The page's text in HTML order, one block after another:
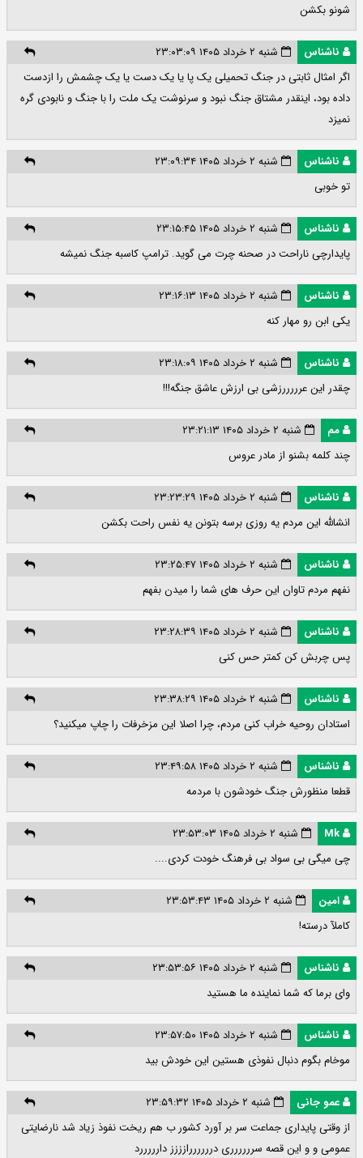
شونو بکشن
ناشناس
شنبه ۲ خرداد ۱۴۰۵ ۲۳:۰۳:۰۹
اگر امثال ثابتی در جنگ تحمیلی یک پا یا یک دست یا یک چشمش را ازدست
داده بود، اینقدر مشتاق جنگ نبود و سرنوشت یک ملت را با جنگ و نابودی گره
نمیزد
ناشناس
شنبه ۲ خرداد ۱۴۰۵ ۲۳:۰۹:۳۴
تو خوبی
ناشناس
شنبه ۲ خرداد ۱۴۰۵ ۲۳:۱۵:۴۵
پایدارچی ناراحت در صحنه چرت می گوید. ترامپ کاسبه جنگ نمیشه
ناشناس
شنبه ۲ خرداد ۱۴۰۵ ۲۳:۱۶:۱۳
یکی ابن رو مهار کنه
ناشناس
شنبه ۲ خرداد ۱۴۰۵ ۲۳:۱۸:۰۹
چقدر این عرررررزشی بی ارزش عاشق جنگه!!!
مم
شنبه ۲ خرداد ۱۴۰۵ ۲۳:۲۱:۱۳
چند کلمه بشنو از مادر عروس
ناشناس
شنبه ۲ خرداد ۱۴۰۵ ۲۳:۲۳:۲۹
انشالله این مردم یه روزی برسه بتونن یه نفس راحت بکشن
ناشناس
شنبه ۲ خرداد ۱۴۰۵ ۲۳:۲۵:۴۷
نفهم مردم تاوان این حرف های شما را میدن بفهم
ناشناس
شنبه ۲ خرداد ۱۴۰۵ ۲۳:۲۸:۳۹
پس چربش کن کمتر حس کنی
ناشناس
شنبه ۲ خرداد ۱۴۰۵ ۲۳:۳۸:۲۹
استادان روحیه خراب کنی مردم، چرا اصلا این مزخرفات را چاپ میکنید؟
ناشناس
شنبه ۲ خرداد ۱۴۰۵ ۲۳:۴۹:۵۸
قطعا منظورش جنگ خودشون با مردمه
شنبه ۲ خرداد ۱۴۰۵ ۲۳:۵۳:۰۳
چی میگی بی سواد بی فرهنگ خودت کردی....
امین
شنبه ۲ خرداد ۱۴۰۵ ۲۳:۵۳:۴۳
کاملآ درسته!
ناشناس
شنبه ۲ خرداد ۱۴۰۵ ۲۳:۵۳:۵۶
وای برما که شما نماینده ما هستید
ناشناس
شنبه ۲ خرداد ۱۴۰۵ ۲۳:۵۷:۵۰
موخام بگوم دنبال نفوذی هستین این خودش بید
عمو جانی
شنبه ۲ خرداد ۱۴۰۵ ۲۳:۵۹:۳۲
از وقتی پایداری جماعت سر بر آورد کشور ب هم ریخت نفوذ زیاد شد نارضایتی
عمومی و و این قصه سرررررری دررررررازززز دارررررد